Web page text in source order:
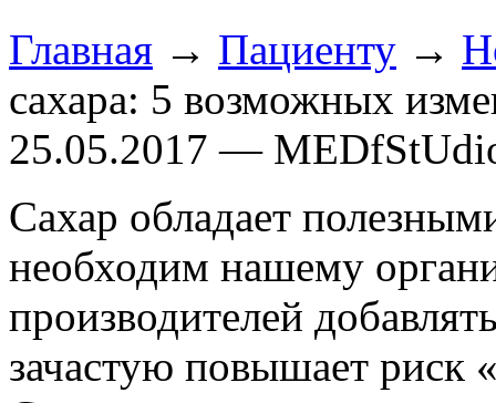
Главная → Пациенту →
сахара: 5 возможных
25.05.2017 —
Сахар обладает
необходим нашему
производителей
зачастую повышает риск